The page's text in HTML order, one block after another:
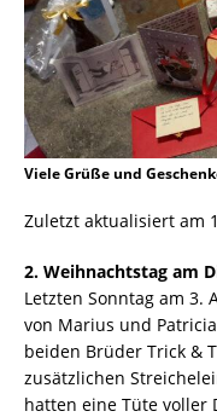
Viele Grüße und
Zuletzt aktualisiert am
2. Weihnachtstag am
Letzten Sonntag am 3.
von Marius und
beiden Brüder Trick &
zusätzlichen
hatten eine Tüte voller